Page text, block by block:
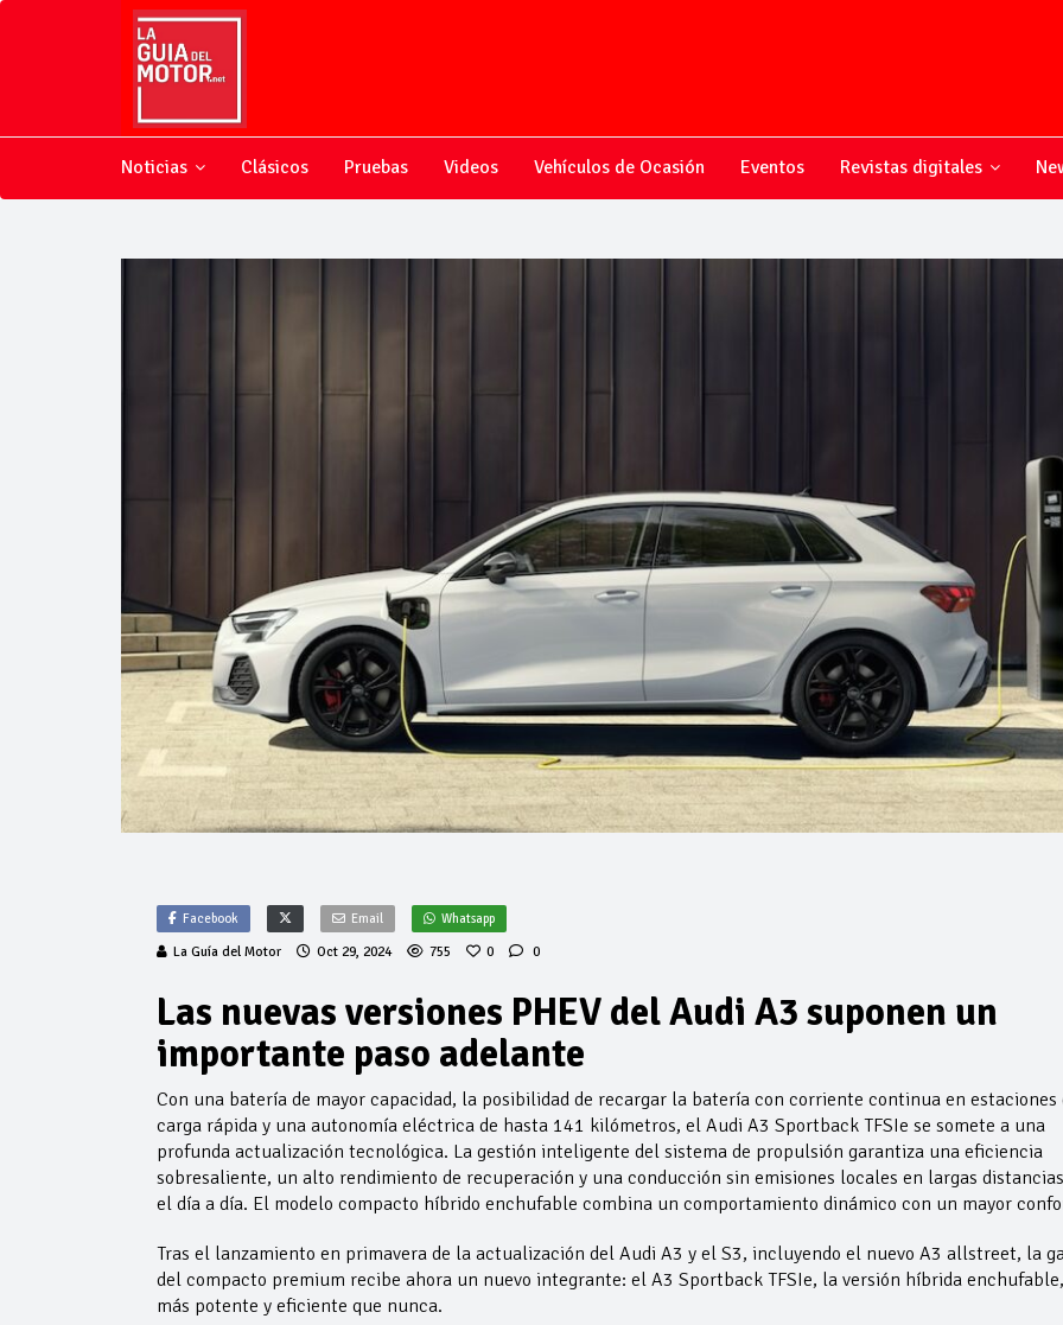
Noticias Clásicos Pruebas Videos Vehículos de Ocasión Eventos Revistas digitales
Facebook Email Whatsapp
La Guía del Motor Oct 29, 2024 755 0 0
Las nuevas versiones PHEV del Audi A3 suponen un
importante paso adelante
Con una batería de mayor capacidad, la posibilidad de recargar la batería con corriente continua en estaciones
carga rápida y una autonomía eléctrica de hasta 141 kilómetros, el Audi A3 Sportback TFSIe se somete a una
profunda actualización tecnológica. La gestión inteligente del sistema de propulsión garantiza una eficiencia
sobresaliente, un alto rendimiento de recuperación y una conducción sin emisiones locales en largas
el día a día. El modelo compacto híbrido enchufable combina un comportamiento dinámico con un mayor
Tras el lanzamiento en primavera de la actualización del Audi A3 y el S3, incluyendo el nuevo A3 allstreet, la
del compacto premium recibe ahora un nuevo integrante: el A3 Sportback TFSIe, la versión híbrida enchufable,
más potente y eficiente que nunca.